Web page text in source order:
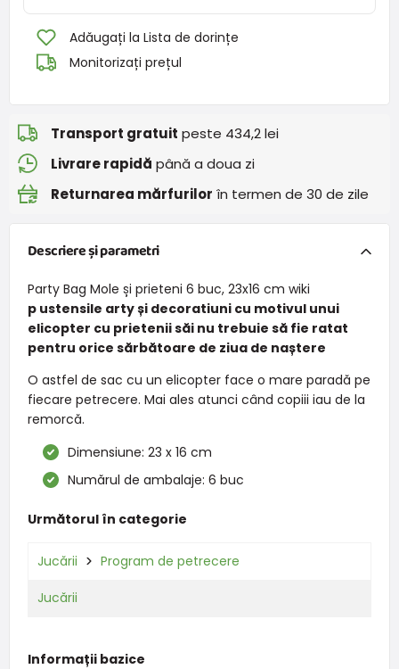
Adăugați la Lista de dorințe
Monitorizați prețul
Transport gratuit peste 434,2 lei
Livrare rapidă până a doua zi
Returnarea mărfurilor în termen de 30 de zile
Descriere și parametri
Party Bag Mole și prieteni 6 buc, 23x16 cm wiki
p ustensile arty și decoratiuni cu motivul unui
elicopter cu prietenii săi nu trebuie să fie ratat
pentru orice sărbătoare de ziua de naștere
O astfel de sac cu un elicopter face o mare paradă pe
fiecare petrecere. Mai ales atunci când copiii iau de la
remorcă.
Dimensiune: 23 x 16 cm
Numărul de ambalaje: 6 buc
Următorul în categorie
Jucării Program de petrecere
Jucării
Informații bazice